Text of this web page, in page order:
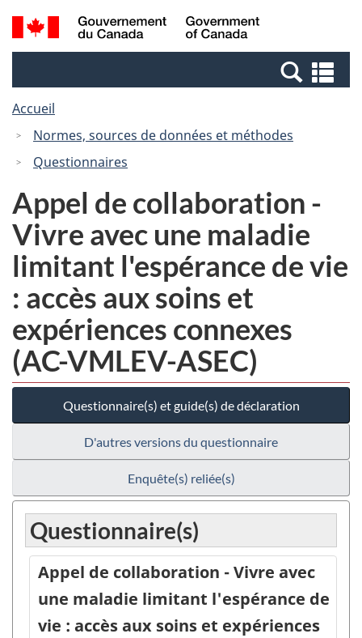
Passer
au
Passer
à
Canada
Recherche
et
et
Accueil
Normes, sources de données et méthodes
Questionnaires
Appel de collaboration -
Vivre avec une maladie
limitant l'espérance de vie
: accès aux soins et
expériences connexes
(AC-VMLEV-ASEC)
Questionnaire(s) et guide(s) de déclaration
D'autres versions du questionnaire
Enquête(s) reliée(s)
Questionnaire(s)
Appel de collaboration - Vivre avec
une maladie limitant l'espérance de
vie : accès aux soins et expériences